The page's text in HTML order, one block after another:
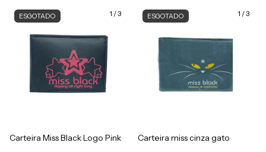
1 /3
ESGOTADO
Carteira Miss Black Logo Pink
1 /3
ESGOTADO
Carteira miss cinza gato